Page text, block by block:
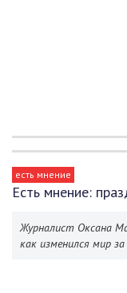
есть мнение
Есть мнение:
Журналист Оксана
как изменился мир